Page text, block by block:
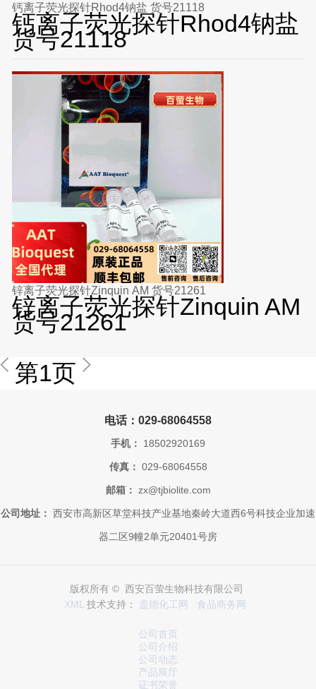
钙离子荧光探针Rhod4钠盐 货号21118
钙离子荧光探针Rhod4钠盐
货号21118
锌离子荧光探针Zinquin AM 货号21261
锌离子荧光探针Zinquin AM
货号21261
第1页
电话：029-68064558
手机： 18502920169
传真： 029-68064558
邮箱： zx@tjbiolite.com
公司地址： 西安市高新区草堂科技产业基地秦岭大道西6号科技企业加速
器二区9幢2单元20401号房
版权所有 © 西安百萤生物科技有限公司
XML 技术支持： 盖德化工网 食品商务网
公司首页
公司介绍
公司动态
产品展厅
证书荣誉